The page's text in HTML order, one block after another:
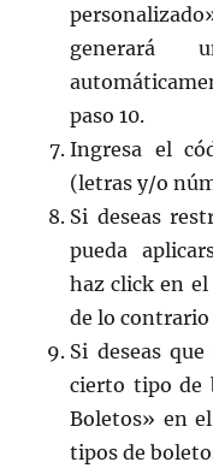
generará
paso 10.
Ingresa el
(letras y/o
Si deseas
pueda
haz click en
de lo contrario
Si deseas
cierto tipo de
Boletos» en
tipos de